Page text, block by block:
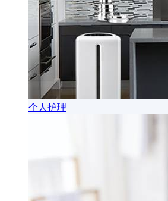
个人护理